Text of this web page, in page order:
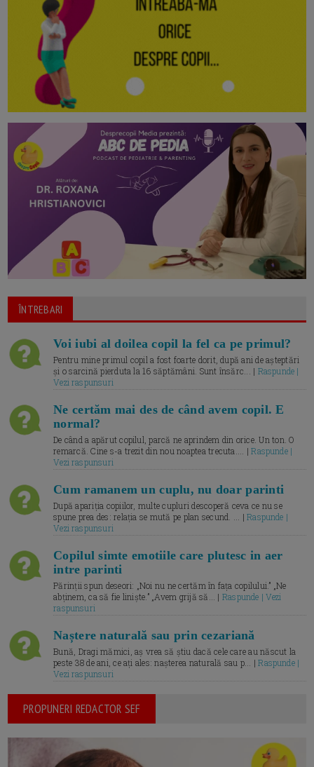
ÎNTREBARI
Voi iubi al doilea copil la fel ca pe primul?
Pentru mine primul copil a fost foarte dorit, după ani de așteptări
și o sarcină pierduta la 16 săptămâni. Sunt însărc... | Raspunde |
Vezi raspunsuri
Ne certăm mai des de când avem copil. E
normal?
De când a apărut copilul, parcă ne aprindem din orice. Un ton. O
remarcă. Cine s-a trezit din nou noaptea trecuta.... |Raspunde |
Vezi raspunsuri
Cum ramanem un cuplu, nu doar parinti
După apariția copiilor, multe cupluri descoperă ceva ce nu se
spune prea des: relația se mută pe plan secund. ... |Raspunde |
Vezi raspunsuri
Copilul simte emotiile care plutesc in aer
intre parinti
Părinții spun deseori: „Noi nu ne certăm în fața copilului.” „Ne
abținem, ca să fie liniște.” „Avem grijă să... | Raspunde | Vezi
raspunsuri
Naștere naturală sau prin cezariană
Bună, Dragi mămici, aș vrea să știu dacă cele care au născut la
peste 38 de ani, ce ați ales: nașterea naturală sau p... |Raspunde |
Vezi raspunsuri
PROPUNERI REDACTOR SEF